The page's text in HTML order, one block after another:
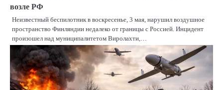
возле РФ
Неизвестный беспилотник в воскресенье, 3 мая, нарушил воздушное
пространство Финляндии недалеко от границы с Россией. Инцидент
произошел над муниципалитетом Виролахти,…